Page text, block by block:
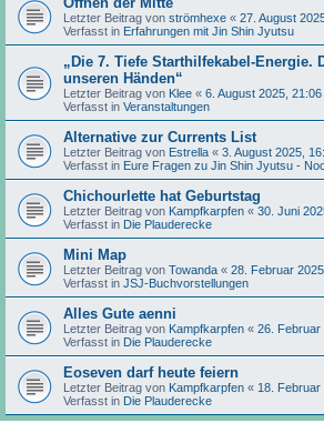
Letzter Beitrag von strömhexe « 27. August
Verfasst in Erfahrungen mit Jin Shin Jyutsu
„Die 7. Tiefe Starthilfekabel-Energie.
unseren Händen“
Letzter Beitrag von Klee « 6. August 2025, 21:06
Verfasst in Veranstaltungen
Alternative zur Currents List
Letzter Beitrag von Estrella « 3. August 2025,
Verfasst in Eure Fragen zu Jin Shin Jyutsu -
Chichourlette hat Geburtstag
Letzter Beitrag von Kampfkarpfen « 30. Juni
Verfasst in Die Plauderecke
Mini Map
Letzter Beitrag von Towanda « 28. Februar
Verfasst in JSJ-Buchvorstellungen
Alles Gute aenni
Letzter Beitrag von Kampfkarpfen « 26. Februar
Verfasst in Die Plauderecke
Eoseven darf heute feiern
Letzter Beitrag von Kampfkarpfen « 18. Februar
Verfasst in Die Plauderecke